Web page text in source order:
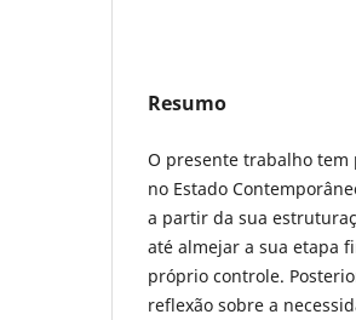
Resumo
O presente trabalho tem
no Estado
a partir da sua
até almejar a sua etapa
próprio controle.
reflexão sobre a